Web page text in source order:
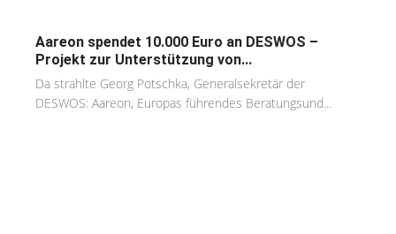
Aareon spendet 10.000 Euro an DESWOS –
Projekt zur Unterstützung von...
Da strahlte Georg Potschka, Generalsekretär der
DESWOS: Aareon, Europas führendes Beratungsund...